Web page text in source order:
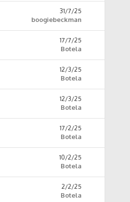
31/7/25
boogiebeckman
17/7/25
Botela
12/3/25
Botela
12/3/25
Botela
17/2/25
Botela
10/2/25
Botela
2/2/25
Botela